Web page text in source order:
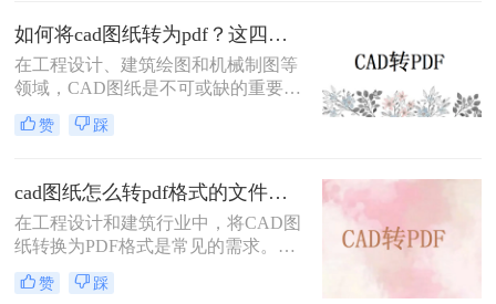
格式呢？本文将介绍三种将CAD文件
转换为PDF格式的高效方法。
如何将cad图纸转为pdf？这四个方法很不错！
在工程设计、建筑绘图和机械制图等
领域，CAD图纸是不可或缺的重要工
具。然而，有时我们需要将CAD图纸
转换为PDF格式，以便更好地进行分
台性、兼容性好以及不易被篡改的特
点，因此备受青睐。那么如何将cad图
纸转为pdf呢？本文将介绍四种将
CAD图纸转换为PDF的方法，帮助读
者轻松应对这一需求。
赞 踩
cad图纸怎么转pdf格式的文件？来试试这3种方法！
在工程设计和建筑行业中，将CAD图
纸转换为PDF格式是常见的需求。无
论是为了方便共享、打印还是保持图
纸的原始格式，掌握高效的CAD转
赞 踩